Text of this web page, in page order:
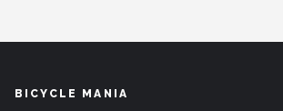
BICYCLE MANIA